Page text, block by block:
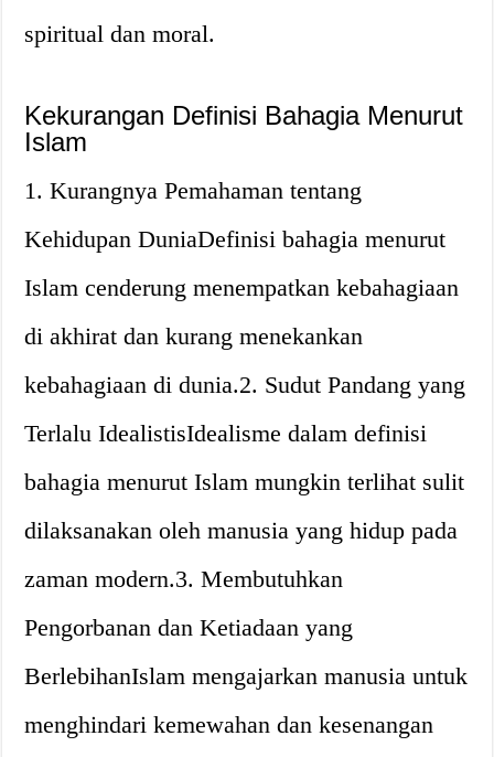
spiritual dan moral.
Kekurangan Definisi Bahagia Menurut
Islam
1. Kurangnya Pemahaman tentang
Kehidupan DuniaDefinisi bahagia menurut
Islam cenderung menempatkan kebahagiaan
di akhirat dan kurang menekankan
kebahagiaan di dunia.2. Sudut Pandang yang
Terlalu IdealistisIdealisme dalam definisi
bahagia menurut Islam mungkin terlihat sulit
dilaksanakan oleh manusia yang hidup pada
zaman modern.3. Membutuhkan
Pengorbanan dan Ketiadaan yang
BerlebihanIslam mengajarkan manusia untuk
menghindari kemewahan dan kesenangan